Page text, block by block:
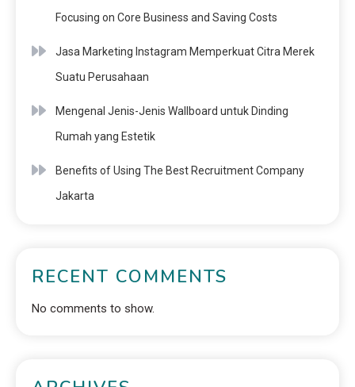
Focusing on Core Business and Saving Costs
Jasa Marketing Instagram Memperkuat Citra Merek
Suatu Perusahaan
Mengenal Jenis-Jenis Wallboard untuk Dinding
Rumah yang Estetik
Benefits of Using The Best Recruitment Company
Jakarta
RECENT COMMENTS
No comments to show.